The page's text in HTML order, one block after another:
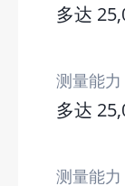
多达
测量能力
多达
测量能力